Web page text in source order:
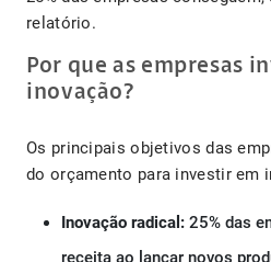
relatório.
Por que as empresas
inovação?
Os principais objetivos das
do orçamento para investir em
Inovação radical: 25% das
receita ao lançar novos